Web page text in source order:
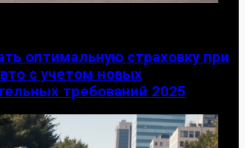
оптимальную страховку при
с учетом новых
требований 2025